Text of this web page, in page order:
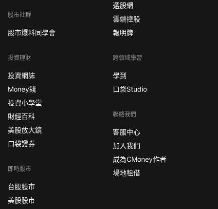
股市社群
股市爆料同學會
投資理財
投資網誌
Money錢
投資小學堂
財經百科
美股放大鏡
口袋證券
即時股市
台股股市
美股股市
選股網
雲端控股
報明牌
跨領域學習
學到
口袋Studio
聯絡我們
客服中心
加入我們
成為CMoney作者
場地租借